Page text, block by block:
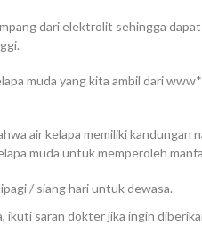
dari elektrolit sehingga
muda yang kita ambil dari
air kelapa memiliki
muda untuk memperoleh
/ siang hari untuk dewasa.
ikuti saran dokter jika ingin